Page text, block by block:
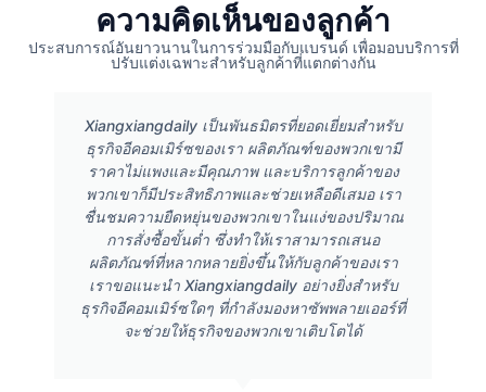
ความคิดเห็นของลูกค้า
ประสบการณ์อันยาวนานในการร่วมมือกับแบรนด์ เพื่อมอบบริการที่
ปรับแต่งเฉพาะสำหรับลูกค้าที่แตกต่างกัน
Xiangxiangdaily เป็นพันธมิตรที่ยอดเยี่ยมสำหรับ
ธุรกิจอีคอมเมิร์ซของเรา ผลิตภัณฑ์ของพวกเขามี
ราคาไม่แพงและมีคุณภาพ และบริการลูกค้าของ
พวกเขาก็มีประสิทธิภาพและช่วยเหลือดีเสมอ เรา
ชื่นชมความยืดหยุ่นของพวกเขาในแง่ของปริมาณ
การสั่งซื้อขั้นต่ำ ซึ่งทำให้เราสามารถเสนอ
ผลิตภัณฑ์ที่หลากหลายยิ่งขึ้นให้กับลูกค้าของเรา
เราขอแนะนำ Xiangxiangdaily อย่างยิ่งสำหรับ
ธุรกิจอีคอมเมิร์ซใดๆ ที่กำลังมองหาซัพพลายเออร์ที่
จะช่วยให้ธุรกิจของพวกเขาเติบโตได้